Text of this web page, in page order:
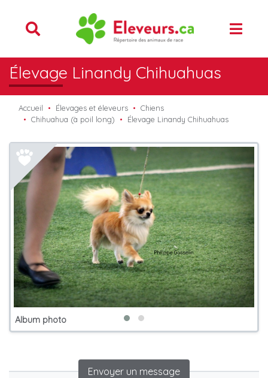
Élevage Linandy Chihuahuas
Accueil Élevages et éleveurs
Chiens
Chihuahua (à poil long)
Élevage Linandy Chihuahuas
Album photo
Envoyer un message